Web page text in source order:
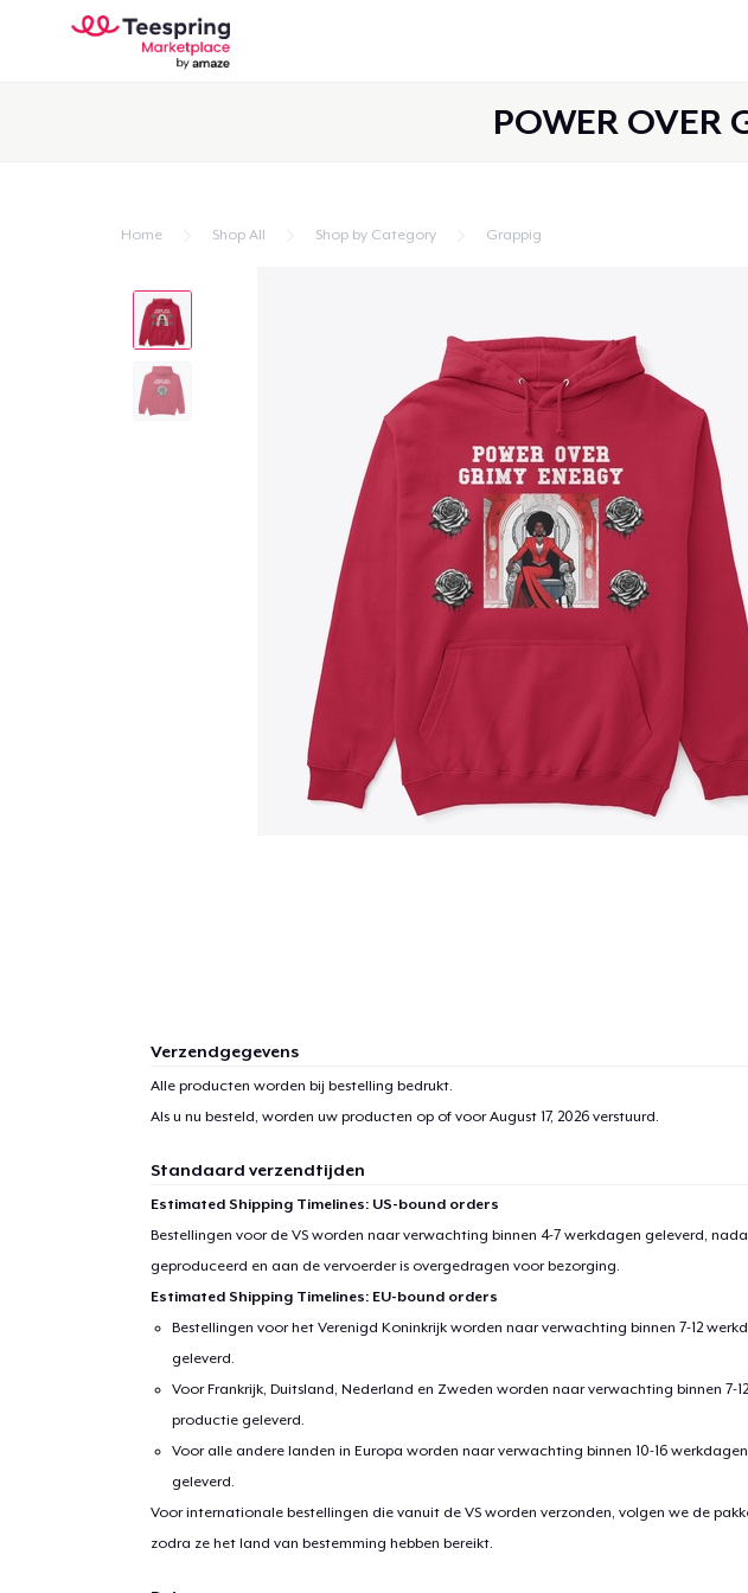
POWER OVER
Home Shop All Shop by Category Grappig
Verzendgegevens
Alle producten worden bij bestelling bedrukt.
Als u nu besteld, worden uw producten op of voorAugust 17, 2026verstuurd.
Standaard verzendtijden
Estimated Shipping Timelines: US-bound orders
Bestellingen voor de VS worden naar verwachting binnen 4-7 werkdagen geleverd,
geproduceerd en aan de vervoerder is overgedragen voor bezorging.
Estimated Shipping Timelines: EU-bound orders
Bestellingen voor het Verenigd Koninkrijk worden naar verwachting binnen 7-12
geleverd.
Voor Frankrijk, Duitsland, Nederland en Zweden worden naar verwachting binnen 7-
productie geleverd.
Voor alle andere landen in Europa worden naar verwachting binnen 10-16
geleverd.
Voor internationale bestellingen die vanuit de VS worden verzonden, volgen we de
zodra ze het land van bestemming hebben bereikt.
1item aan winkelwagen
Ga door naar de Kassa